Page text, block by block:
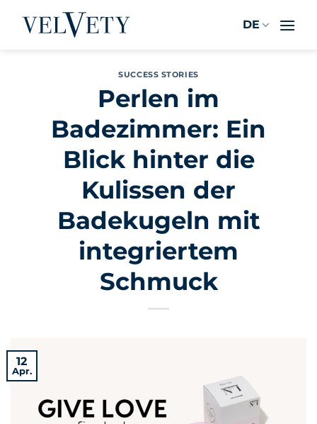
Inhalt
DE
SUCCESS STORIES
Perlen im
Badezimmer: Ein
Blick hinter die
Kulissen der
Badekugeln mit
integriertem
Schmuck
12
Apr.